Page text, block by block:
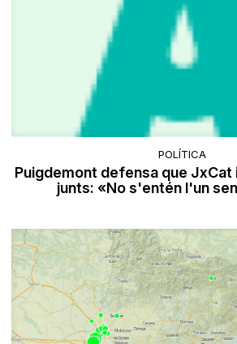
POLÍTICA
Puigdemont defensa que JxCat
junts: «No s'entén l'un